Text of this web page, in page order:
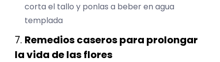
corta el tallo y ponlas a beber en agua
templada
7. Remedios caseros para prolongar
la vida de las flores